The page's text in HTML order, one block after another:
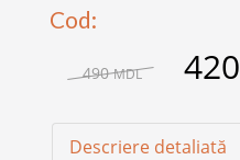
Cod:
490MDL 420
Descriere detaliată